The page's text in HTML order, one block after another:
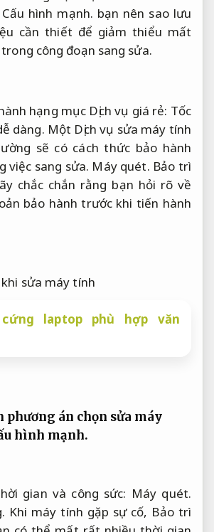
Cấu hình mạnh. bạn nên sao lưu
cần thiết để giảm thiểu mất
công đoạn sang sửa.
hạng mục Dịch vụ giá rẻ: Tốc
dàng. Một Dịch vụ sửa máy tính
sẽ có cách thức bảo hành
việc sang sửa. Máy quét. Bảo trì
chắc chắn rằng bạn hỏi rõ về
bảo hành trước khi tiến hành
laptop phù hợp văn
phương án chọn sửa máy
hình mạnh.
gian và công sức: Máy quét.
Khi máy tính gặp sự cố, Bảo trì